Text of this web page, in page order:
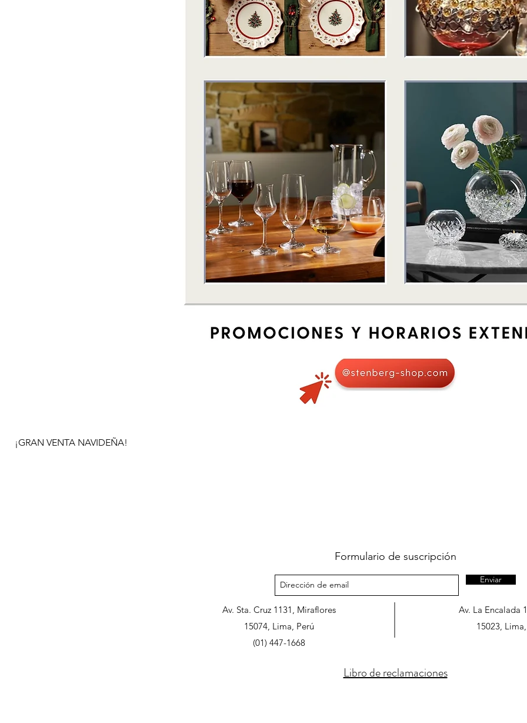
¡GRAN VENTA NAVIDEÑA!
Formulario de suscripción
Enviar
Av. Sta. Cruz 1131, Miraflores
15074, Lima, Perú
Av. La Encalada
15023,
(01) 447-1668
Libro de reclamaciones